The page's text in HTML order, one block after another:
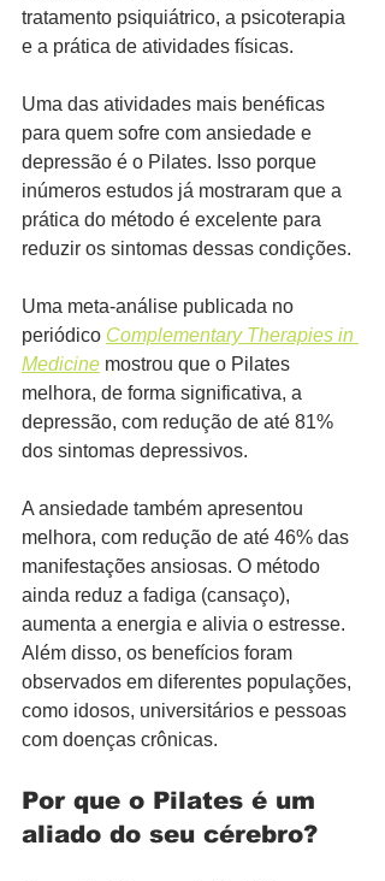
tratamento psiquiátrico, a psicoterapia
e a prática de atividades físicas.
Uma das atividades mais benéficas
para quem sofre com ansiedade e
depressão é o Pilates. Isso porque
inúmeros estudos já mostraram que a
prática do método é excelente para
reduzir os sintomas dessas condições.
Uma meta-análise publicada no
periódico Complementary Therapies in
Medicine mostrou que o Pilates
melhora, de forma significativa, a
depressão, com redução de até 81%
dos sintomas depressivos.
A ansiedade também apresentou
melhora, com redução de até 46% das
manifestações ansiosas. O método
ainda reduz a fadiga (cansaço),
aumenta a energia e alivia o estresse.
Além disso, os benefícios foram
observados em diferentes populações,
como idosos, universitários e pessoas
com doenças crônicas.
Por que o Pilates é um
aliado do seu cérebro?